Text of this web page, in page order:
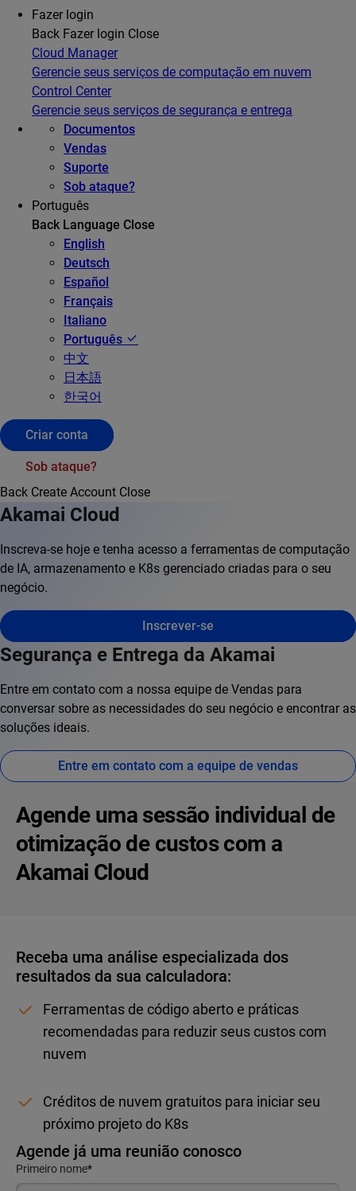
Fazer login
Back Fazer login Close
Cloud Manager
Gerencie seus serviços de computação em nuvem
Control Center
Gerencie seus serviços de segurança e entrega
Documentos
Vendas
Suporte
Sob ataque?
Português
Back Language Close
English
Deutsch
Español
Français
Italiano
Português
中文
日本語
한국어
Criar conta
Sob ataque?
Back Create Account Close
Akamai Cloud
Inscreva-se hoje e tenha acesso a ferramentas de computação
de IA, armazenamento e K8s gerenciado criadas para o seu
negócio.
Inscrever-se
Segurança e Entrega da Akamai
Entre em contato com a nossa equipe de Vendas para
conversar sobre as necessidades do seu negócio e encontrar as
soluções ideais.
Entre em contato com a equipe de vendas
Agende uma sessão individual de
otimização de custos com a
Akamai Cloud
Receba uma análise especializada dos
resultados da sua calculadora:
Ferramentas de código aberto e práticas
recomendadas para reduzir seus custos com
nuvem
Créditos de nuvem gratuitos para iniciar seu
próximo projeto do K8s
Agende já uma reunião conosco
*
Primeiro nome